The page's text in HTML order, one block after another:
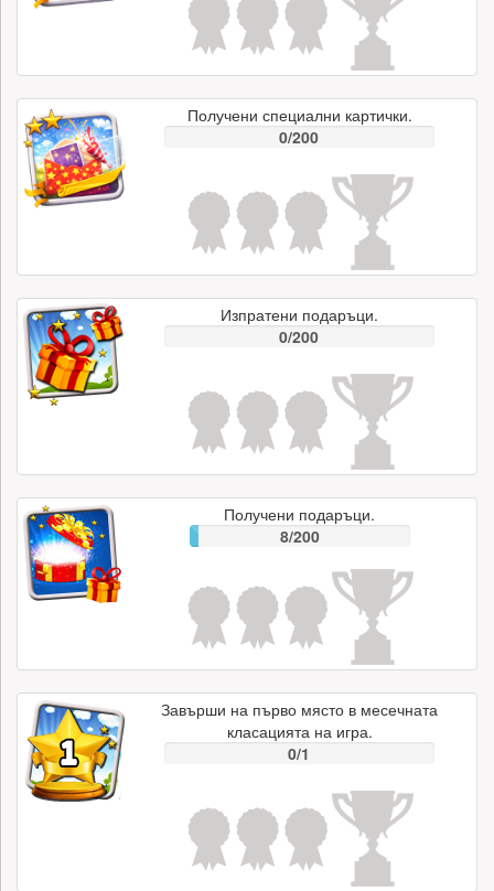
Получени специални картички.
0/200
Изпратени подаръци.
0/200
Получени подаръци.
8/200
Завърши на първо място в месечната
класацията на игра.
0/1